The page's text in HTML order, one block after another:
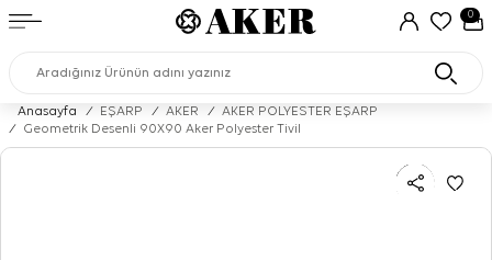
0
Anasayfa / EŞARP / AKER /
AKER POLYESTER EŞARP
/
Geometrik Desenli 90X90 Aker Polyester Tivil